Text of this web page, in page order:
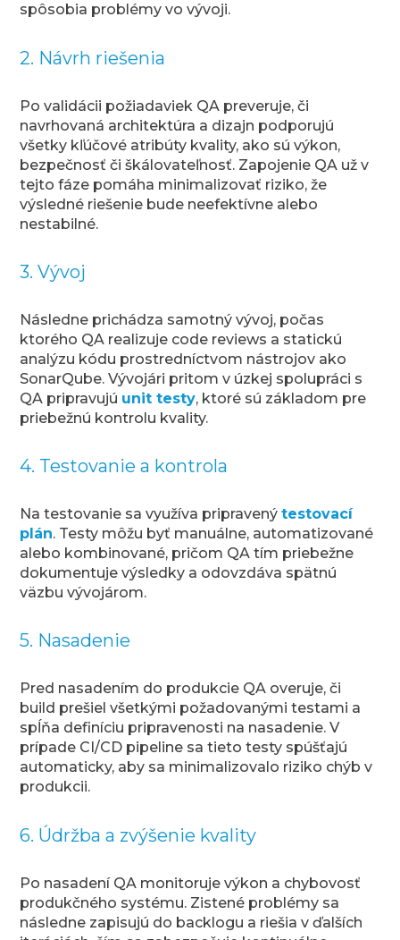
spôsobia problémy vo vývoji.
2. Návrh riešenia
Po validácii požiadaviek QA preveruje, či
navrhovaná architektúra a dizajn podporujú
všetky kľúčové atribúty kvality, ako sú výkon,
bezpečnosť či škálovateľnosť. Zapojenie QA už v
tejto fáze pomáha minimalizovať riziko, že
výsledné riešenie bude neefektívne alebo
nestabilné.
3. Vývoj
Následne prichádza samotný vývoj, počas
ktorého QA realizuje code reviews a statickú
analýzu kódu prostredníctvom nástrojov ako
SonarQube. Vývojári pritom v úzkej spolupráci s
QA pripravujú unit testy, ktoré sú základom pre
priebežnú kontrolu kvality.
4. Testovanie a kontrola
Na testovanie sa využíva pripravenýtestovací
plán. Testy môžu byť manuálne, automatizované
alebo kombinované, pričom QA tím priebežne
dokumentuje výsledky a odovzdáva spätnú
väzbu vývojárom.
5. Nasadenie
Pred nasadením do produkcie QA overuje, či
build prešiel všetkými požadovanými testami a
spĺňa definíciu pripravenosti na nasadenie. V
prípade CI/CD pipeline sa tieto testy spúšťajú
automaticky, aby sa minimalizovalo riziko chýb v
produkcii.
6. Údržba a zvýšenie kvality
Po nasadení QA monitoruje výkon a chybovosť
produkčného systému. Zistené problémy sa
následne zapisujú do backlogu a riešia v ďalších